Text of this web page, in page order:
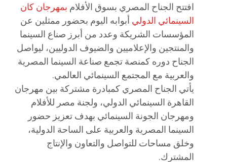
افتتح الجناح المصري بسوق الأفلام بمهرجان كان
السينمائي الدولي أبوابه اليوم بحضور ممثلين عن
المؤسسات الشريكة وعدد من أبرز صناع السينما
والمنتجين والإعلاميين والضيوف الدوليين، ليواصل
الجناح دوره كمنصة تجمع صناعة السينما المصرية
والعربية مع المجتمع السينمائي العالمي.
يأتي الجناح المصري كمبادرة مشتركة بين مهرجان
القاهرة السينمائي الدولي، ولجنة مصر للأفلام
ومهرجان الجونة السينمائي بهدف تعزيز حضور
السينما المصرية والعربية على الساحة الدولية،
وخلق مساحات للتواصل والتعاون والإنتاج
المشترك.